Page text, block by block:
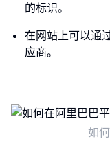
的标识。
在网站上可以通
应商。
如